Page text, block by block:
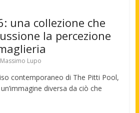
una collezione che
la percezione
Massimo Lupo
contemporaneo di The Pitti Pool,
diversa da ciò che